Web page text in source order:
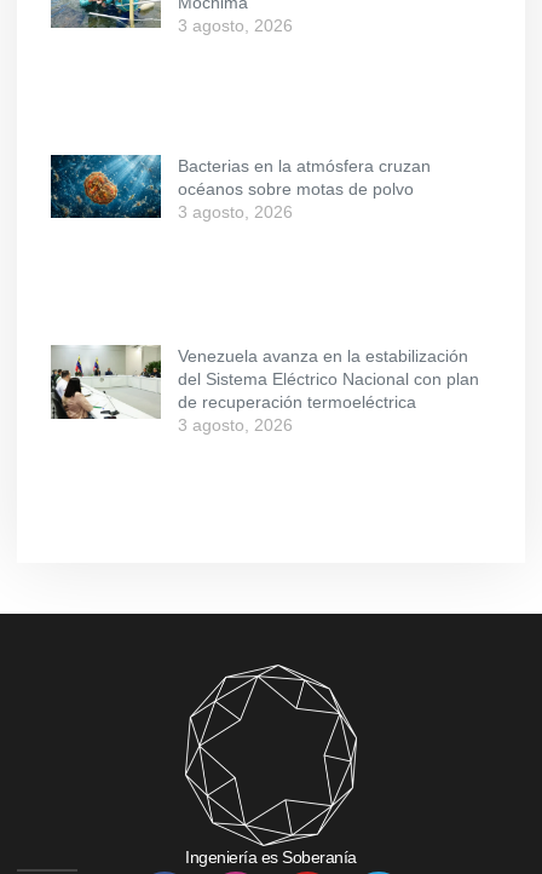
3 agosto, 2026
Bacterias en la atmósfera cruzan
océanos sobre motas de polvo
3 agosto, 2026
Venezuela avanza en la estabilización
del Sistema Eléctrico Nacional con plan
de recuperación termoeléctrica
3 agosto, 2026
Ingeniería es Soberanía